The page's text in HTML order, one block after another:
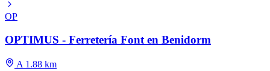
OP
OPTIMUS - Ferretería Font en Benidorm
A 1.88 km